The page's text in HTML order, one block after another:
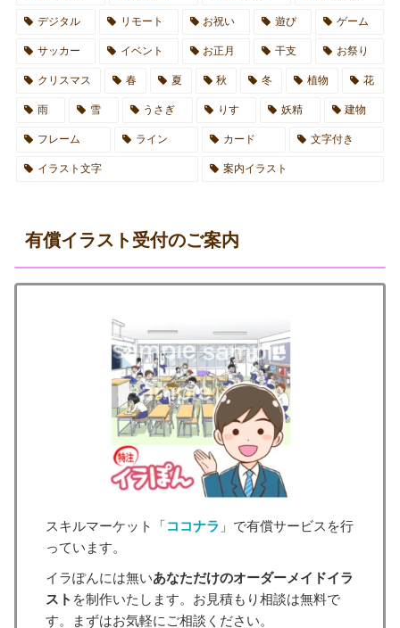
デジタル リモート お祝い 遊び ゲーム
サッカー イベント お正月 干支 お祭り
クリスマス 春 夏 秋 冬 植物 花
雨 雪 うさぎ りす 妖精 建物
フレーム ライン カード 文字付き
イラスト文字 案内イラスト
有償イラスト受付のご案内
スキルマーケット「ココナラ 」で有償サービスを行
っています。
イラぽんには無いあなただけのオーダーメイドイラ
スト を制作いたします。お見積もり相談は無料で
す。まずはお気軽にご相談ください。